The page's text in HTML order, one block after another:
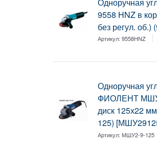
Одноручная
9558 HNZ в
без регул. об.)
Артикул:9558HNZ
Одноручная
ФИОЛЕНТ МШУ
диск 125х22
125)
Артикул: МШУ2-9-125